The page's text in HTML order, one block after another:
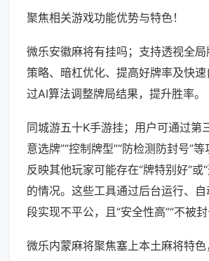
聚焦相关游戏功能优势与特色！
微乐安徽麻将有挂吗；支持透视全
策略、暗杠优化、提高好牌率及快
过AI算法调整牌局结果，提升胜率。
同城游五十K手游挂；用户可通过第
意选牌”“控制牌型”“防检测防封号”
反映其他玩家可能存在“牌特别好”或
的情况。这些工具通过后台运行、
段实现不平公，且“安全性高”“不被封
微乐内蒙麻将聚焦塞上本土麻将特